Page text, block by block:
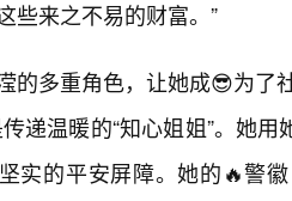
些来之不易的财富。”
的多重角色，让她成😎为了
传递温暖的“知心姐姐”。她
实的平安屏障。她的🔥警